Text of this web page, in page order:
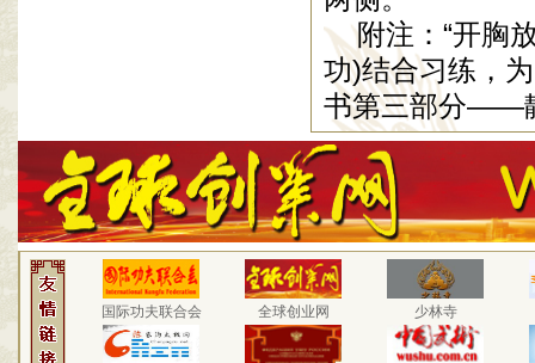
附注：“开胸放
功)结合习练，
书第三部分——
国际功夫联合会 全球创业网 少林寺